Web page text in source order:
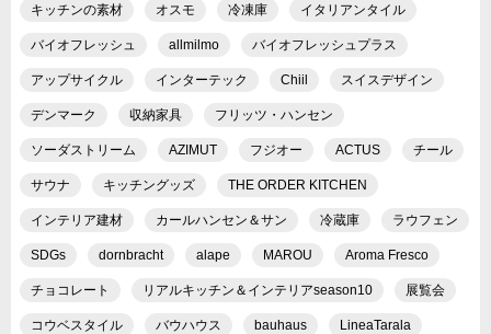
キッチンの素材 オスモ 冷凍庫 イタリアンタイル
バイオフレッシュ allmilmo バイオフレッシュプラス
アップサイクル インターテック Chiil スイスデザイン
デンマーク 収納家具 フリッツ・ハンセン
ソーダストリーム AZIMUT フジオー ACTUS チール
サウナ キッチングッズ THE ORDER KITCHEN
インテリア建材 カールハンセン＆サン 冷蔵庫 ラウフェン
SDGs dornbracht alape MAROU Aroma Fresco
チョコレート リアルキッチン＆インテリアseason10 展覧会
コウベスタイル バウハウス bauhaus LineaTarala